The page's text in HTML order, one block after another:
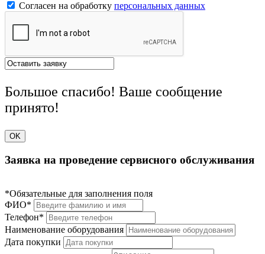
Согласен на обработку персональных данных
Большое спасибо! Ваше сообщение
принято!
OK
Заявка на проведение сервисного обслуживания
*Обязательные для заполнения поля
ФИО*
Телефон*
Наименование оборудования
Дата покупки